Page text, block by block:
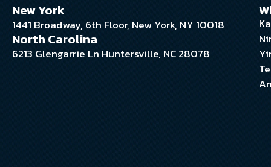
New York
1441 Broadway, 6th Floor, New York, NY 10018
North Carolina
6213 Glengarrie Ln Huntersville, NC 28078